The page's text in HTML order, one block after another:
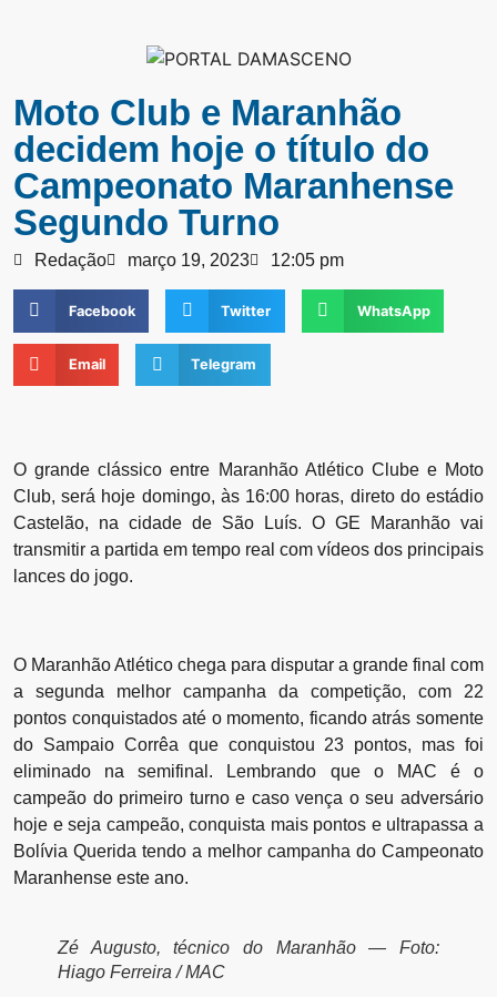
Moto Club e Maranhão
decidem hoje o título do
Campeonato Maranhense
Segundo Turno
Redação março 19, 2023 12:05 pm
Facebook Twitter WhatsApp
Email Telegram
O grande clássico entre Maranhão Atlético Clube e Moto
Club, será hoje domingo, às 16:00 horas, direto do estádio
Castelão, na cidade de São Luís. O GE Maranhão vai
transmitir a partida em tempo real com vídeos dos principais
lances do jogo.
O Maranhão Atlético chega para disputar a grande final com
a segunda melhor campanha da competição, com 22
pontos conquistados até o momento, ficando atrás somente
do Sampaio Corrêa que conquistou 23 pontos, mas foi
eliminado na semifinal. Lembrando que o MAC é o
campeão do primeiro turno e caso vença o seu adversário
hoje e seja campeão, conquista mais pontos e ultrapassa a
Bolívia Querida tendo a melhor campanha do Campeonato
Maranhense este ano.
Zé Augusto, técnico do Maranhão — Foto:
Hiago Ferreira / MAC